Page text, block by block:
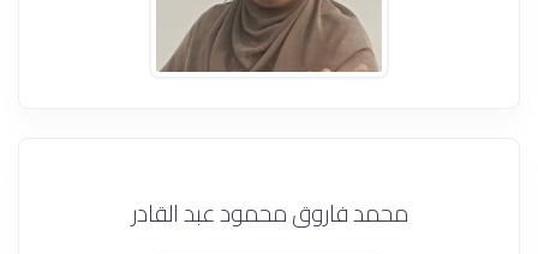
محمد فاروق محمود عبد القادر